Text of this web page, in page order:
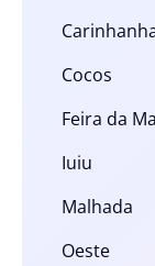
Cocos
Feira da
Iuiu
Malhada
Oeste